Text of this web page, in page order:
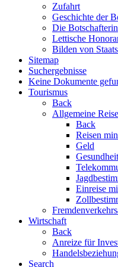
Zufahrt
Geschichte der
Die Botschafterin
Lettische
Bilden von
Sitemap
Suchergebnisse
Keine Dokumente
Tourismus
Back
Allgemeine
Back
Reisen
Geld
Gesundheit
Einreise
Wirtschaft
Back
Anreize für
Search